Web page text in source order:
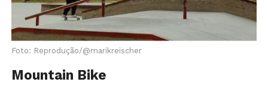
Foto: Reprodução/@marikreischer
Mountain Bike